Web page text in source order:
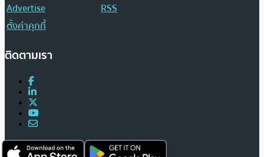
Advertise
RSS
ตั้งค่าคุกกี้
ติดตามเรา